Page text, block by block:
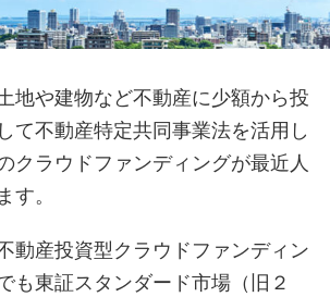
地や建物など不動産に少額から投
て不動産特定共同事業法を活用し
クラウドファンディングが最近人
す。
動産投資型クラウドファンディン
も東証スタンダード市場（旧２